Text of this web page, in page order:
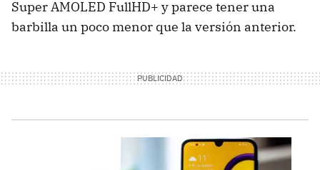
Super AMOLED FullHD+ y parece tener una
barbilla un poco menor que la versión anterior.